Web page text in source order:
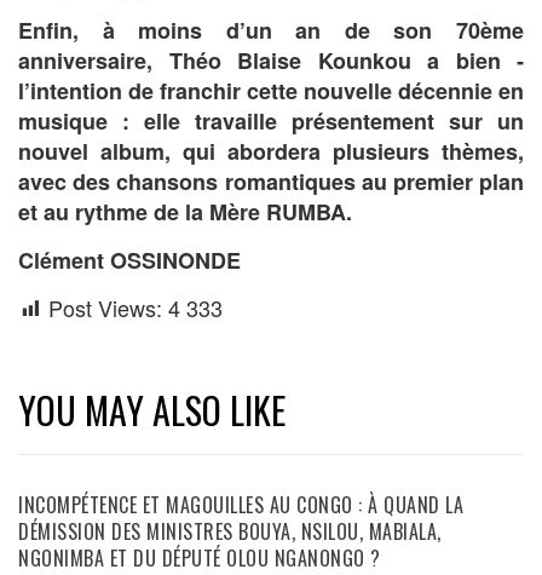
Enfin, à moins d’un an de son 70ème
anniversaire, Théo Blaise Kounkou a bien ­
l’intention de franchir cette nouvelle décennie en
musique : elle travaille présentement sur un
nouvel album, qui abordera plusieurs thèmes,
avec des chansons romantiques au premier plan
et au rythme de la Mère RUMBA.
Clément OSSINONDE
Post Views: 4 333
YOU MAY ALSO LIKE
INCOMPÉTENCE ET MAGOUILLES AU CONGO : À QUAND LA
DÉMISSION DES MINISTRES BOUYA, NSILOU, MABIALA,
NGONIMBA ET DU DÉPUTÉ OLOU NGANONGO ?